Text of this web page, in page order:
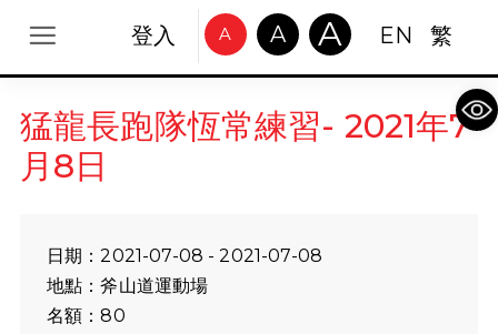
登入 A A A EN 繁
猛龍長跑隊恆常練習- 2021年7
月8日
日期：2021-07-08 - 2021-07-08
地點：斧山道運動場
名額：80